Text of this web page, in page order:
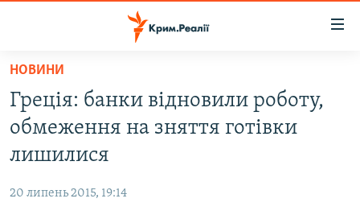
Перейти
основного
матеріалу
до
основної
ВОДА.КРИМ
БЛОГИ
НОВИНИ
Греція: банки відновили роботу,
обмеження на зняття готівки
лишилися
20 липень 2015, 19:14